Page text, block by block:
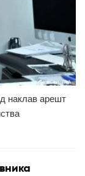
наклав арешт